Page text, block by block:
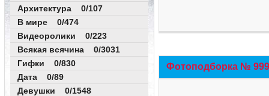
Архитектура 0/107
В мире 0/474
Видеоролики 0/223
Всякая всячина 0/3031
Гифки 0/830
Дата 0/89
Девушки 0/1548
Фотоподборка №